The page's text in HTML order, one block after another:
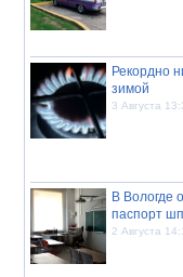
Рекордно
зимой
3 Августа
В Вологде
паспорт
2 Августа